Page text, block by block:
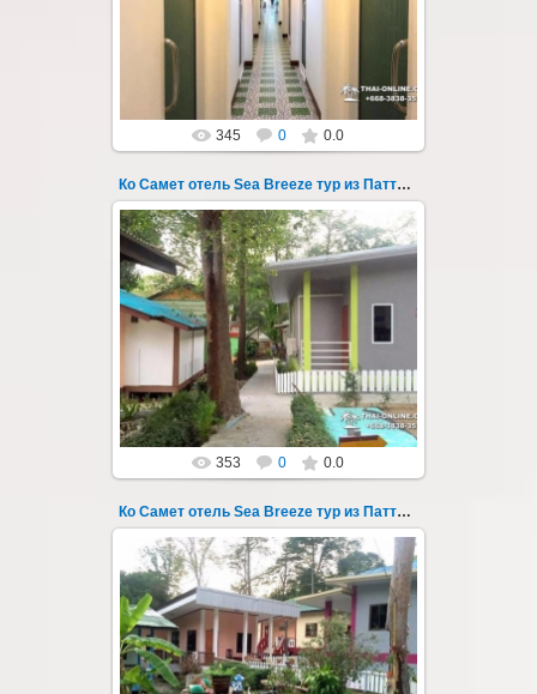
Пхай - фотография 133
Запове...
Thai-Online
345 0 0.0
Ко Самет отель Sea Breeze тур из Паттайи фото 134
01.08.2022
Экскурсия на остров Самет из Паттайи, с
ночевкой в отеле "Sea Breeze" на пляже Ао
Пхай - фотография 134
Запове...
Thai-Online
353 0 0.0
Ко Самет отель Sea Breeze тур из Паттайи фото 135
01.08.2022
Экскурсия на остров Самет из Паттайи, с
ночевкой в отеле "Sea Breeze" на пляже Ао
Пхай - фотография 135
Запове...